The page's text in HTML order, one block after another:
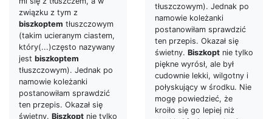
tłuszczowym). Jednak po
namowie koleżanki
postanowiłam sprawdzić
ten przepis. Okazał się
świetny. Biszkopt nie tylko
piękne wyrósł, ale był
cudownie lekki, wilgotny i
połyskujący w środku. Nie
mogę powiedzieć, że
kroiło się go lepiej niż
związku z tym z
biszkoptem tłuszczowym
(takim ucieranym ciastem,
który(...)często nazywany
jest biszkoptem
tłuszczowym). Jednak po
namowie koleżanki
postanowiłam sprawdzić
ten przepis. Okazał się
świetny. Biszkopt nie tylko